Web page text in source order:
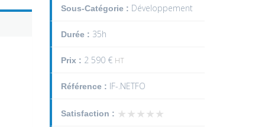
Sous-Catégorie : Développement
Durée : 35h
Prix : 2 590 € HT
Référence : IF-.NETFO
Satisfaction : ★★★★★
★★★★★